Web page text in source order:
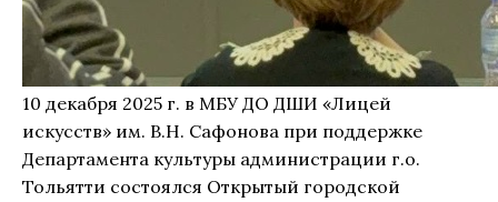
10 декабря 2025 г. в МБУ ДО ДШИ «Лицей
искусств» им. В.Н. Сафонова при поддержке
Департамента культуры администрации г.о.
Тольятти состоялся Открытый городской